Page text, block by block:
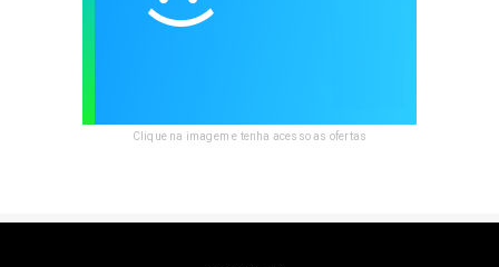
Clique na imagem e tenha acesso as ofertas